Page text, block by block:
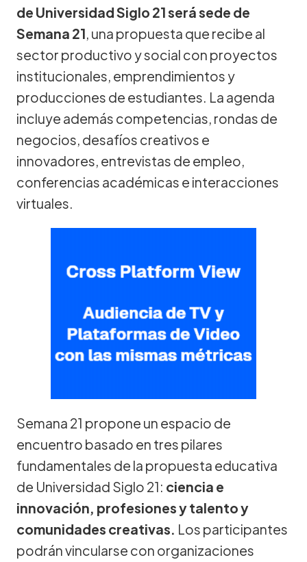
de Universidad Siglo 21 será sede de
Semana 21, una propuesta que recibe al
sector productivo y social con proyectos
institucionales, emprendimientos y
producciones de estudiantes. La agenda
incluye además competencias, rondas de
negocios, desafíos creativos e
innovadores, entrevistas de empleo,
conferencias académicas e interacciones
virtuales.
Semana 21 propone un espacio de
encuentro basado en tres pilares
fundamentales de la propuesta educativa
de Universidad Siglo 21: ciencia e
innovación, profesiones y talento y
comunidades creativas. Los participantes
podrán vincularse con organizaciones